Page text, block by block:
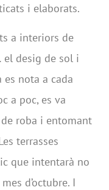
i elaborats.
a interiors de
el desig de sol i
nota a cada
a poc, es va
roba i entomant
terrasses
que intentarà no
d’octubre. I